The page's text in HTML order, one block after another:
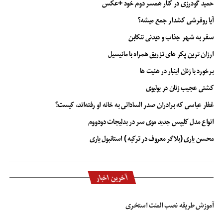
حمید گودرزی در کنار همسر دوم خود +عکس
آیا روفرشی کشدار جمع میشه؟
سفر به شهر جذاب و دیدنی تنکابن
ارزان ترین پکر های تزریق همراه با مانیسیل
برخورد با زنان اینبار در هئیت ها
کشتی عجیب زنان در بولیوی
غفار عباسی که برادران صدر الساداتی به خانه او رفته‌اند، کیست؟
انواع مدل کلیپس جدید موی سر در بدلیجات دودووم
محسن یاری (بلاگر معروف در ترکیه ) استانبول یاری
آخرین اخبار
آموزش طریقه نصب المنت استخری